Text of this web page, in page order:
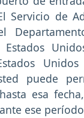
Servicio de
puede
esa
ese